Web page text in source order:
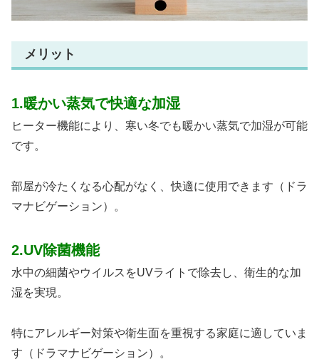
メリット
1.暖かい蒸気で快適な加湿
ヒーター機能により、寒い冬でも暖かい蒸気で加湿が可能
です。
部屋が冷たくなる心配がなく、快適に使用できます​（ドラ
マナビゲーション）。
2.UV除菌機能
水中の細菌やウイルスをUVライトで除去し、衛生的な加
湿を実現。
特にアレルギー対策や衛生面を重視する家庭に適していま
す​（ドラマナビゲーション）。